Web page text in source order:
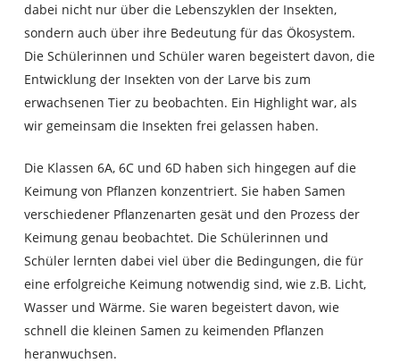
dabei nicht nur über die Lebenszyklen der Insekten,
sondern auch über ihre Bedeutung für das Ökosystem.
Die Schülerinnen und Schüler waren begeistert davon, die
Entwicklung der Insekten von der Larve bis zum
erwachsenen Tier zu beobachten. Ein Highlight war, als
wir gemeinsam die Insekten frei gelassen haben.
Die Klassen 6A, 6C und 6D haben sich hingegen auf die
Keimung von Pflanzen konzentriert. Sie haben Samen
verschiedener Pflanzenarten gesät und den Prozess der
Keimung genau beobachtet. Die Schülerinnen und
Schüler lernten dabei viel über die Bedingungen, die für
eine erfolgreiche Keimung notwendig sind, wie z.B. Licht,
Wasser und Wärme. Sie waren begeistert davon, wie
schnell die kleinen Samen zu keimenden Pflanzen
heranwuchsen.